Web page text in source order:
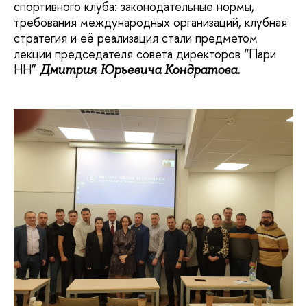
спортивного клуба: законодательные нормы,
требования международных организаций, клубная
стратегия и её реализация стали предметом
лекции председателя совета директоров “Пари
НН” Дмитрия Юрьевича Кондратова.